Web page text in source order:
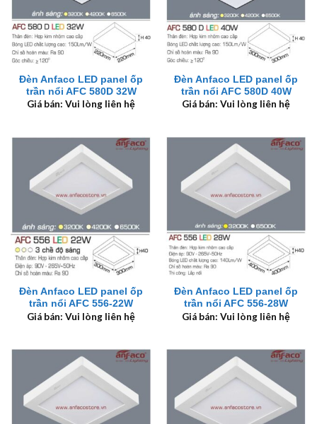
Đèn Anfaco LED panel ốp
trần nổi AFC 580D 32W
Giá bán: Vui lòng liên hệ
Đèn Anfaco LED panel ốp
trần nổi AFC 580D 40W
Giá bán: Vui lòng liên hệ
Đèn Anfaco LED panel ốp
trần nổi AFC 556-22W
Giá bán: Vui lòng liên hệ
Đèn Anfaco LED panel ốp
trần nổi AFC 556-28W
Giá bán: Vui lòng liên hệ